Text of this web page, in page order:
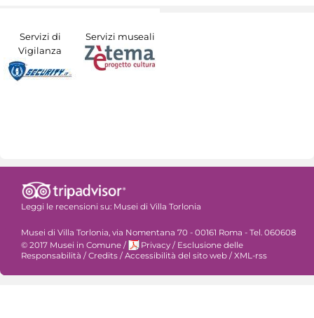
Servizi di
Vigilanza
Servizi museali
Leggi le recensioni su: Musei di Villa Torlonia
Musei di Villa Torlonia, via Nomentana 70 - 00161 Roma - Tel. 060608
© 2017 Musei in Comune / Privacy / Esclusione delle
Responsabilità / Credits / Accessibilità del sito web / XML-rss